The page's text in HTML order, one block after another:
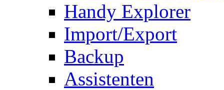
Handy Explorer
Import/Export
Backup
Assistenten